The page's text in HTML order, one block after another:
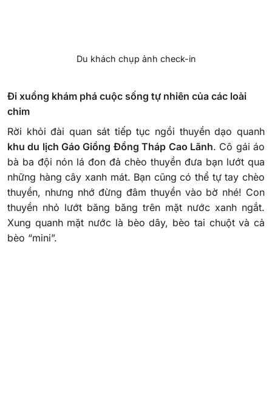
Du khách chụp ảnh check-in
Đi xuồng khám phá cuộc sống tự nhiên của các loài
chim
Rời khỏi đài quan sát tiếp tục ngồi thuyền dạo quanh
khu du lịch Gáo Giồng Đồng Tháp Cao Lãnh. Cô gái áo
bà ba đội nón lá đon đả chèo thuyền đưa bạn lướt qua
những hàng cây xanh mát. Bạn cũng có thể tự tay chèo
thuyền, nhưng nhớ đừng đâm thuyền vào bờ nhé! Con
thuyền nhỏ lướt băng băng trên mặt nước xanh ngắt.
Xung quanh mặt nước là bèo dây, bèo tai chuột và cả
bèo “mini”.